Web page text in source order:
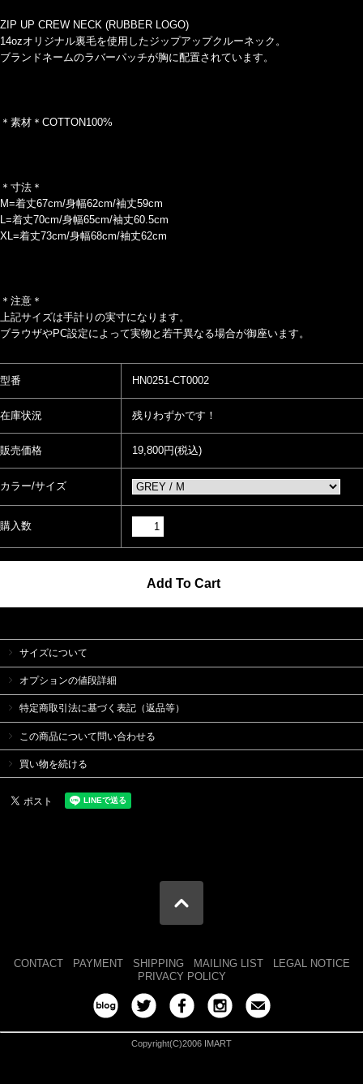
ZIP UP CREW NECK (RUBBER LOGO)
14ozオリジナル裏毛を使用したジップアップクルーネック。
ブランドネームのラバーパッチが胸に配置されています。
＊素材＊COTTON100%
＊寸法＊
M=着丈67cm/身幅62cm/袖丈59cm
L=着丈70cm/身幅65cm/袖丈60.5cm
XL=着丈73cm/身幅68cm/袖丈62cm
＊注意＊
上記サイズは手計りの実寸になります。
ブラウザやPC設定によって実物と若干異なる場合が御座います。
型番 HN0251-CT0002
在庫状況 残りわずかです！
販売価格 19,800円(税込)
カラー/サイズ
購入数
サイズについて
オプションの値段詳細
特定商取引法に基づく表記（返品等）
この商品について問い合わせる
買い物を続ける
CONTACT PAYMENT SHIPPING MAILING LIST
LEGAL NOTICE
PRIVACY POLICY
Copyright(C)2006 IMART